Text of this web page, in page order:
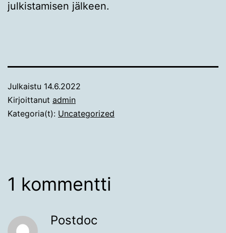
julkistamisen jälkeen.
Julkaistu 14.6.2022
Kirjoittanut admin
Kategoria(t): Uncategorized
1 kommentti
Postdoc